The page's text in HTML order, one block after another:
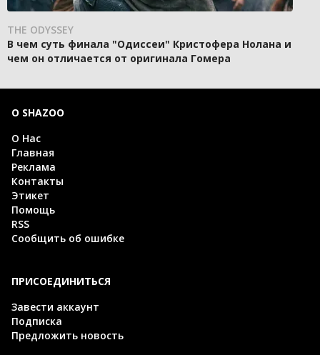
THE ODYSSEY
В чем суть финала "Одиссеи" Кристофера Нолана и
чем он отличается от оригинала Гомера
О SHAZOO
О Нас
Главная
Реклама
Контакты
Этикет
Помощь
RSS
Сообщить об ошибке
ПРИСОЕДИНИТЬСЯ
Завести аккаунт
Подписка
Предложить новость